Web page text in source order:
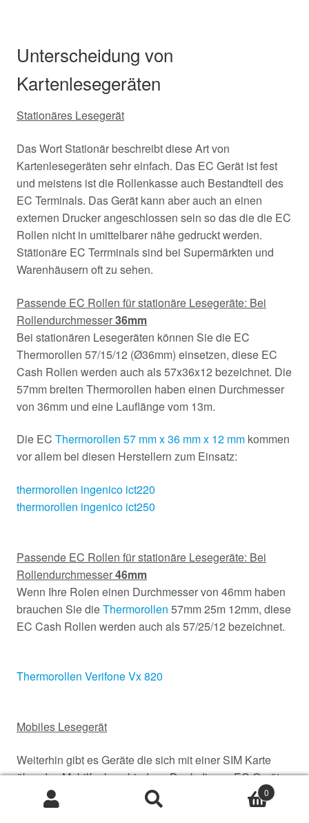
Unterscheidung von
Kartenlesegeräten
Stationäres Lesegerät
Das Wort Stationär beschreibt diese Art von
Kartenlesegeräten sehr einfach. Das EC Gerät ist fest
und meistens ist die Rollenkasse auch Bestandteil des
EC Terminals. Das Gerät kann aber auch an einen
externen Drucker angeschlossen sein so das die die EC
Rollen nicht in umittelbarer nähe gedruckt werden.
Stätionäre EC Terrminals sind bei Supermärkten und
Warenhäusern oft zu sehen.
Passende EC Rollen für stationäre Lesegeräte: Bei
Rollendurchmesser36mm
Bei stationären Lesegeräten können Sie die EC
Thermorollen 57/15/12 (Ø36mm) einsetzen, diese EC
Cash Rollen werden auch als 57x36x12 bezeichnet. Die
57mm breiten Thermorollen haben einen Durchmesser
von 36mm und eine Lauflänge vom 13m.
Die EC Thermorollen 57 mm x 36 mm x 12 mm kommen
vor allem bei diesen Herstellern zum Einsatz:
thermorollen ingenico ict220
thermorollen ingenico ict250
Passende EC Rollen für stationäre Lesegeräte: Bei
Rollendurchmesser46mm
Wenn Ihre Rolen einen Durchmesser von 46mm haben
brauchen Sie dieThermorollen 57mm 25m 12mm, diese
EC Cash Rollen werden auch als 57/25/12 bezeichnet.
Thermorollen Verifone Vx 820
Mobiles Lesegerät
Weiterhin gibt es Geräte die sich mit einer SIM Karte
über das Mobilfunk verbinden.. Dank dieses EC Gerätes
können bestellte Pizzen direkt an der Haustür mit Karte
bezahlt werden.
0